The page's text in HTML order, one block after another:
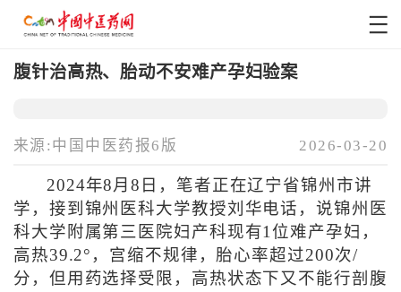
腹针治高热、胎动不安难产孕妇验案
来源:中国中医药报6版 2026-03-20
2024年8月8日，笔者正在辽宁省锦州市讲
学，接到锦州医科大学教授刘华电话，说锦州医
科大学附属第三医院妇产科现有1位难产孕妇，
高热39.2°，宫缩不规律，胎心率超过200次/
分，但用药选择受限，高热状态下又不能行剖腹